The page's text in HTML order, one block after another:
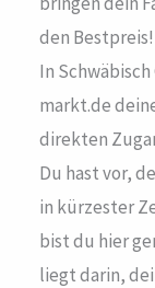
den Bestpreis!
In
markt.de
direkten
Du hast vor,
in kürzester
bist du hier
liegt darin,